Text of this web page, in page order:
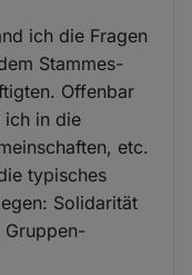
ich die Fragen
Stammes-
Offenbar
ich in die
etc.
typisches
Solidarität
Gruppen-